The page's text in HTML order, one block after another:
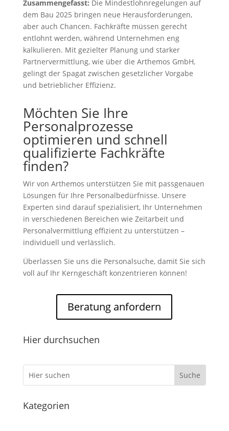
Zusammengefasst: Die Mindestlohnregelungen auf
dem Bau 2025 bringen neue Herausforderungen,
aber auch Chancen. Fachkräfte müssen gerecht
entlohnt werden, während Unternehmen eng
kalkulieren. Mit gezielter Planung und starker
Partnervermittlung, wie über die Arthemos GmbH,
gelingt der Spagat zwischen gesetzlicher Vorgabe
und betrieblicher Effizienz.
Möchten Sie Ihre
Personalprozesse
optimieren und schnell
qualifizierte Fachkräfte
finden?
Wir von Arthemos unterstützen Sie mit passgenauen
Lösungen für Ihre Personalbedürfnisse. Unsere
Experten sind darauf spezialisiert, Ihr Unternehmen
in verschiedenen Bereichen wie Zeitarbeit und
Personalvermittlung effizient zu unterstützen –
individuell und verlässlich.
Überlassen Sie uns die Personalsuche, damit Sie sich
voll auf Ihr Kerngeschäft konzentrieren können!
Beratung anfordern
Hier durchsuchen
Kategorien